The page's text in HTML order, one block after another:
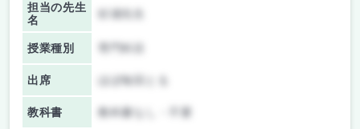
担当の先生
名
授業種別
出席 ほぼ毎回とる
教科書 教科書なし・不要